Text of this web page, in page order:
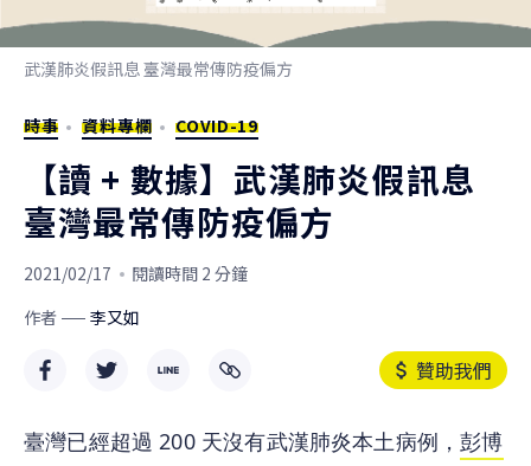
武漢肺炎假訊息 臺灣最常傳防疫偏方
時事 資料專欄 COVID-19
【讀 + 數據】武漢肺炎假訊息
臺灣最常傳防疫偏方
2021/02/17
閱讀時間 2 分鐘
作者
李又如
贊助我們
臺灣已經超過 200 天沒有武漢肺炎本土病例，彭博